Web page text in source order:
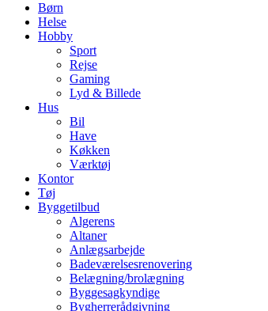
Børn
Helse
Hobby
Sport
Rejse
Gaming
Lyd & Billede
Hus
Bil
Have
Køkken
Værktøj
Kontor
Tøj
Byggetilbud
Algerens
Altaner
Anlægsarbejde
Badeværelsesrenovering
Belægning/brolægning
Byggesagkyndige
Bygherrerådgivning